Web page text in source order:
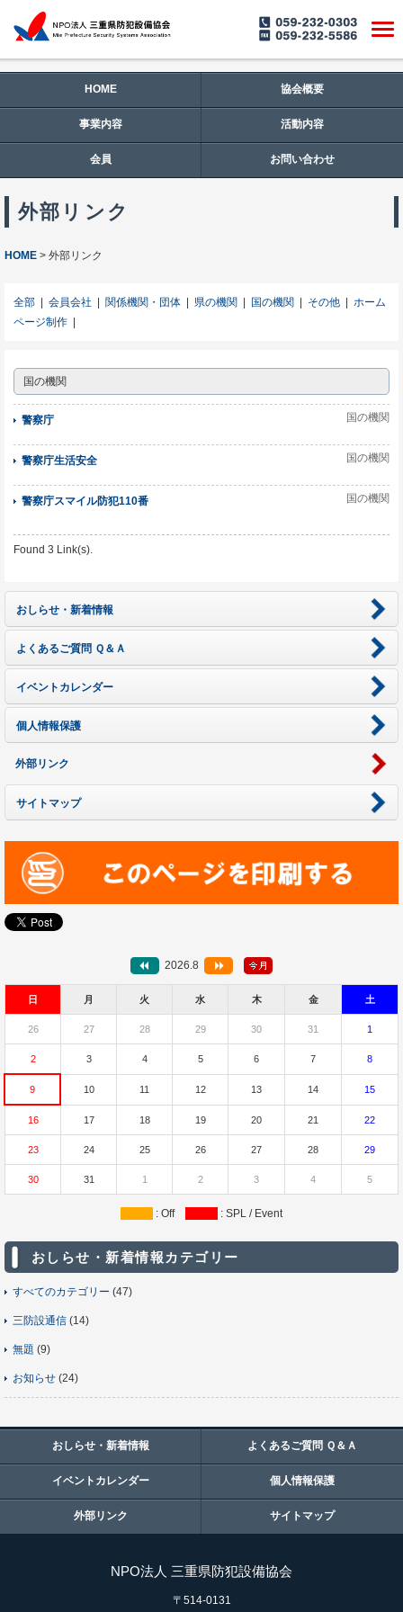
HOME 協会概要
事業内容 活動内容
会員 お問い合わせ
外部リンク
HOME 外部リンク
全部 会員会社 関係機関・団体 県の機関 国の機関 その他
ホーム
ページ制作
国の機関
警察庁 国の機関
警察庁生活安全 国の機関
警察庁スマイル防犯110番 国の機関
Found 3 Link(s).
おしらせ・新着情報
よくあるご質問 Ｑ＆Ａ
イベントカレンダー
個人情報保護
外部リンク
サイトマップ
2026.8
日 月 火 水 木 金 土
26 27 28 29 30 31 1
2 3 4 5 6 7 8
9 10 11 12 13 14 15
16 17 18 19 20 21 22
23 24 25 26 27 28 29
30 31 1 2 3 4 5
: Off : SPL / Event
おしらせ・新着情報カテゴリー
すべてのカテゴリー (47)
三防設通信 (14)
無題 (9)
お知らせ (24)
おしらせ・新着情報 よくあるご質問 Ｑ＆Ａ
イベントカレンダー 個人情報保護
外部リンク サイトマップ
NPO法人 三重県防犯設備協会
〒514-0131